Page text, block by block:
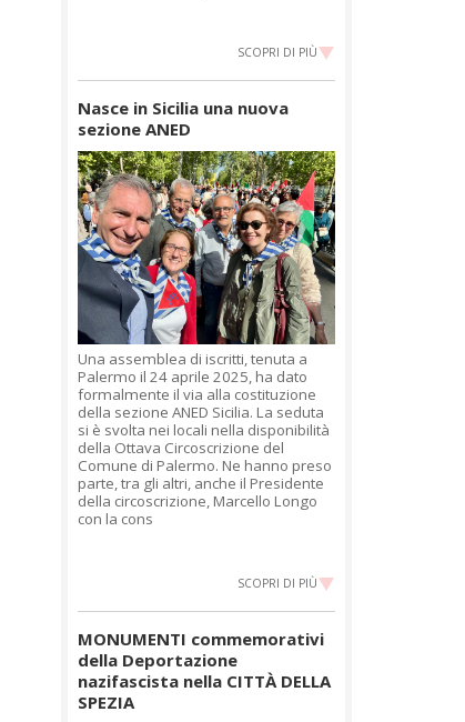
SCOPRI DI PIÙ
Nasce in Sicilia una nuova
sezione ANED
Una assemblea di iscritti, tenuta a
Palermo il 24 aprile 2025, ha dato
formalmente il via alla costituzione
della sezione ANED Sicilia. La seduta
si è svolta nei locali nella disponibilità
della Ottava Circoscrizione del
Comune di Palermo. Ne hanno preso
parte, tra gli altri, anche il Presidente
della circoscrizione, Marcello Longo
con la cons
SCOPRI DI PIÙ
MONUMENTI commemorativi
della Deportazione
nazifascista nella CITTÀ DELLA
SPEZIA